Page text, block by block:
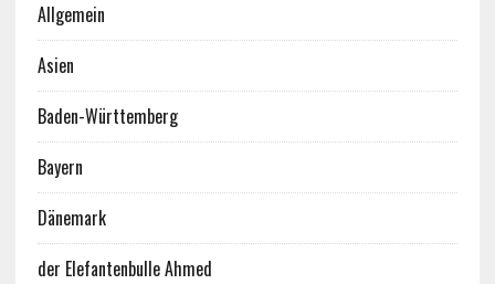
Allgemein
Asien
Baden-Württemberg
Bayern
Dänemark
der Elefantenbulle Ahmed